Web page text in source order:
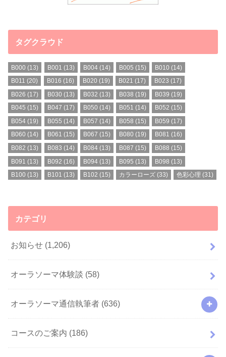
タグクラウド
B000 (13) B001 (13) B004(14) B005 (15) B010 (14)
B011 (20) B016 (16) B020 (19) B021 (17) B023 (17)
B026 (17) B030 (13) B032 (13) B038 (19) B039 (19)
B045 (15) B047 (17) B050 (14) B051 (14) B052 (15)
B054 (19) B055 (14) B057 (14) B058 (15) B059 (17)
B060 (14) B061 (15) B067 (15) B080 (19) B081 (16)
B082 (13) B083 (14) B084(13) B087 (15) B088 (15)
B091 (13) B092 (16) B094(13) B095 (13) B098 (13)
B100 (13) B101 (13) B102 (15) カラーローズ (33) 色彩心理 (31)
カテゴリ
お知らせ (1,206)
オーラソーマ体験談 (58)
オーラソーマ通信執筆者 (636)
コースのご案内 (186)